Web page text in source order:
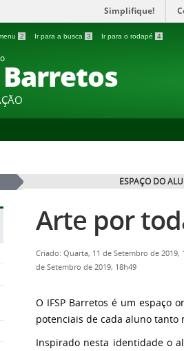
Simplifique!
2 Ir para a busca 3 Ir para o rodapé 4
ESPAÇO DO
Arte por
Criado: Quarta, 11 de Setembro de 2019,
de Setembro de 2019, 18h49
O IFSP Barretos é um espaço
potenciais de cada aluno tanto
Inspirado nesta identidade o